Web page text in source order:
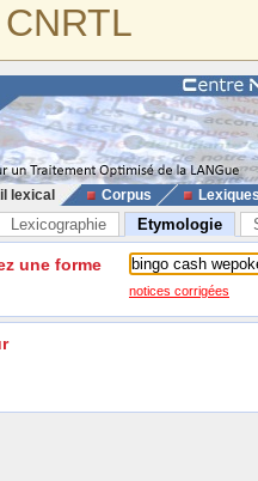
lexical Corpus
Lexicographie Etymologie
une forme
notices corrigées